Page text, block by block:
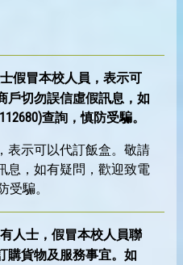
假冒本校人員，表示可
戶切勿誤信虛假訊息，如
查詢，慎防受騙。
表示可以代訂飯盒。敬請
息，如有疑問，歡迎致電
受騙。
人士，假冒本校人員聯
購貨物及服務事宜。如